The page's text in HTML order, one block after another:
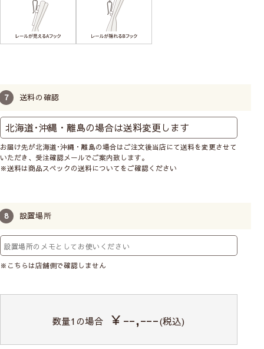
送料の確認
お届け先が北海道･沖縄・離島の場合はご注文後当店にて送料を変更させて
いただき、受注確認メールでご案内致します。
※送料は商品スペックの送料についてをご確認ください
設置場所
※こちらは店舗側で確認しません
数量1の場合 ￥--,---(税込)